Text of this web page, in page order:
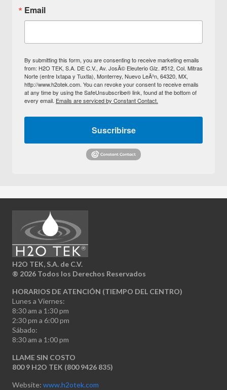
Email
By submitting this form, you are consenting to receive marketing emails
from: H2O TEK, S.A. DE C.V., Av. JosÃ© Eleuterio Glz. #512, Col. Mitras
Norte (entre Ixtapa y Tuxtla), Monterrey, Nuevo LeÃ³n, 64320, MX,
http://www.h2otek.com. You can revoke your consent to receive emails
at any time by using the SafeUnsubscribe® link, found at the bottom of
every email. Emails are serviced by Constant Contact.
Suscribirse
H2O TEK, S.A. de C.V.
® 2026 Todos los Derechos Reservados
HORARIOS DE ATENCIÓN (TIEMPO DEL CENTRO)
Lunes a Viernes:
8:30 am a 1:30 pm
2:30 pm a 6:00 pm
Sábado:
8:30 am a 1:00 pm
LLAME SIN COSTO
800 9 H2O TEK (800 9426 835)
Website: www.h2otek.com